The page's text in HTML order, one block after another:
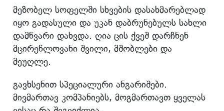
მეზობელ სოფელში სხვების დასახმარებლად
იყო გადასული და უკან დაბრუნებულს სახლი
დამწვარი დახვდა. ღია ცის ქვეშ დარჩნენ
მცირეწლოვანი შვილი, მშობლები და
მეუღლე.
გავხსენით სპეციალური ანგარიშები.
მივმართავ კომპანიებს, მოგმართავთ ყველას